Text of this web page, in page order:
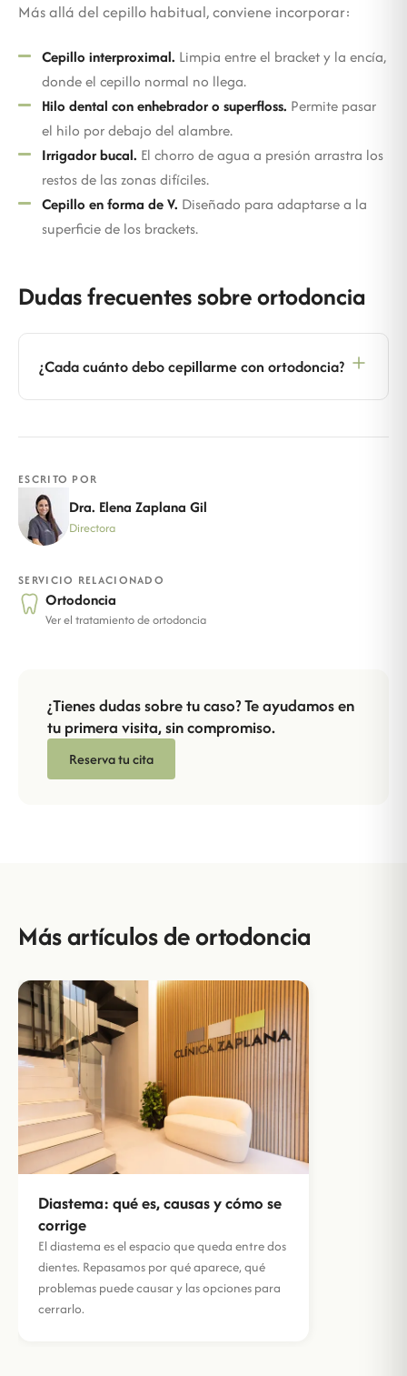
Más allá del cepillo habitual, conviene incorporar:
Cepillo interproximal. Limpia entre el bracket y la encía,
donde el cepillo normal no llega.
Hilo dental con enhebrador o superfloss. Permite pasar
el hilo por debajo del alambre.
Irrigador bucal. El chorro de agua a presión arrastra los
restos de las zonas difíciles.
Cepillo en forma de V. Diseñado para adaptarse a la
superficie de los brackets.
Dudas frecuentes sobre ortodoncia
¿Cada cuánto debo cepillarme con ortodoncia?
ESCRITO POR
Dra. Elena Zaplana Gil
Directora
SERVICIO RELACIONADO
Ortodoncia
Ver el tratamiento de ortodoncia
¿Tienes dudas sobre tu caso? Te ayudamos en
tu primera visita, sin compromiso.
Reserva tu cita
Más artículos de ortodoncia
Diastema: qué es, causas y cómo se
corrige
El diastema es el espacio que queda entre dos
dientes. Repasamos por qué aparece, qué
problemas puede causar y las opciones para
cerrarlo.